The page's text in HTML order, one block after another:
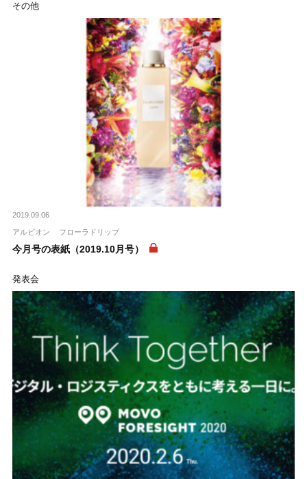
その他
2019.09.06
アルビオン フローラドリップ
今月号の表紙（2019.10月号）
発表会